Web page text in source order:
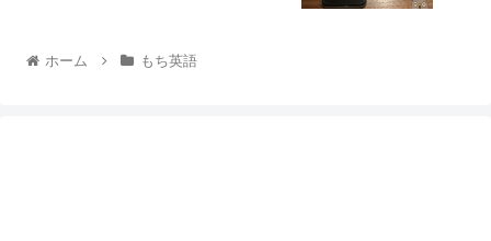
ホーム もち英語